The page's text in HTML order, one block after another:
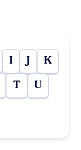
I J K
T U